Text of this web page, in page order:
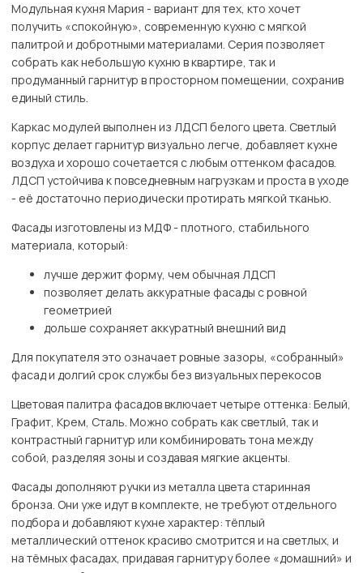
Модульная кухня Мария - вариант для тех, кто хочет
получить «спокойную», современную кухню с мягкой
палитрой и добротными материалами. Серия позволяет
собрать как небольшую кухню в квартире, так и
продуманный гарнитур в просторном помещении, сохранив
единый стиль.
Каркас модулей выполнен из ЛДСП белого цвета. Светлый
корпус делает гарнитур визуально легче, добавляет кухне
воздуха и хорошо сочетается с любым оттенком фасадов.
ЛДСП устойчива к повседневным нагрузкам и проста в уходе
- её достаточно периодически протирать мягкой тканью.
Фасады изготовлены из МДФ - плотного, стабильного
материала, который:
лучше держит форму, чем обычная ЛДСП
позволяет делать аккуратные фасады с ровной
геометрией
дольше сохраняет аккуратный внешний вид
Для покупателя это означает ровные зазоры, «собранный»
фасад и долгий срок службы без визуальных перекосов
Цветовая палитра фасадов включает четыре оттенка: Белый,
Графит, Крем, Сталь. Можно собрать как светлый, так и
контрастный гарнитур или комбинировать тона между
собой, разделяя зоны и создавая мягкие акценты.
Фасады дополняют ручки из металла цвета старинная
бронза. Они уже идут в комплекте, не требуют отдельного
подбора и добавляют кухне характер: тёплый
металлический оттенок красиво смотрится и на светлых, и
на тёмных фасадах, придавая гарнитуру более «домашний» и